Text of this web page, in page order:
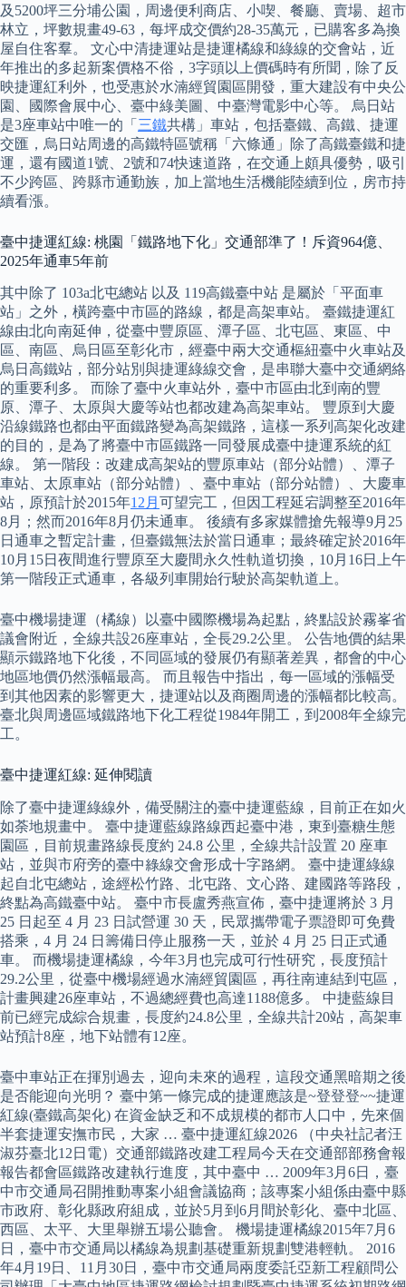
及5200坪三分埔公園，周邊便利商店、小喫、餐廳、賣場、超市
林立，坪數規畫49-63，每坪成交價約28-35萬元，已購客多為換
屋自住客羣。 文心中清捷運站是捷運橘線和綠線的交會站，近
年推出的多起新案價格不俗，3字頭以上價碼時有所聞，除了反
映捷運紅利外，也受惠於水湳經貿園區開發，重大建設有中央公
園、國際會展中心、臺中綠美圖、中臺灣電影中心等。 烏日站
是3座車站中唯一的「 三鐵共構」車站，包括臺鐵、高鐵、捷運
交匯，烏日站周邊的高鐵特區號稱「六條通」除了高鐵臺鐵和捷
運，還有國道1號、2號和74快速道路，在交通上頗具優勢，吸引
不少跨區、跨縣市通勤族，加上當地生活機能陸續到位，房市持
續看漲。
臺中捷運紅線: 桃園「鐵路地下化」交通部準了！斥資964億、
2025年通車5年前
其中除了 103a北屯總站 以及 119高鐵臺中站 是屬於「平面車
站」之外，橫跨臺中市區的路線，都是高架車站。 臺鐵捷運紅
線由北向南延伸，從臺中豐原區、潭子區、北屯區、東區、中
區、南區、烏日區至彰化市，經臺中兩大交通樞紐臺中火車站及
烏日高鐵站，部分站別與捷運綠線交會，是串聯大臺中交通網絡
的重要利多。 而除了臺中火車站外，臺中市區由北到南的豐
原、潭子、太原與大慶等站也都改建為高架車站。 豐原到大慶
沿線鐵路也都由平面鐵路變為高架鐵路，這樣一系列高架化改建
的目的，是為了將臺中市區鐵路一同發展成臺中捷運系統的紅
線。 第一階段：改建成高架站的豐原車站（部分站體）、潭子
車站、太原車站（部分站體）、臺中車站（部分站體）、大慶車
站，原預計於2015年12月 可望完工，但因工程延宕調整至2016年
8月；然而2016年8月仍未通車。 後續有多家媒體搶先報導9月25
日通車之暫定計畫，但臺鐵無法於當日通車；最終確定於2016年
10月15日夜間進行豐原至大慶間永久性軌道切換，10月16日上午
第一階段正式通車，各級列車開始行駛於高架軌道上。
臺中機場捷運（橘線）以臺中國際機場為起點，終點設於霧峯省
議會附近，全線共設26座車站，全長29.2公里。 公告地價的結果
顯示鐵路地下化後，不同區域的發展仍有顯著差異，都會的中心
地區地價仍然漲幅最高。 而且報告中指出，每一區域的漲幅受
到其他因素的影響更大，捷運站以及商圈周邊的漲幅都比較高。
臺北與周邊區域鐵路地下化工程從1984年開工，到2008年全線完
工。
臺中捷運紅線: 延伸閱讀
除了臺中捷運綠線外，備受關注的臺中捷運藍線，目前正在如火
如荼地規畫中。 臺中捷運藍線路線西起臺中港，東到臺糖生態
園區，目前規畫路線長度約 24.8 公里，全線共計設置 20 座車
站，並與市府旁的臺中綠線交會形成十字路網。 臺中捷運綠線
起自北屯總站，途經松竹路、北屯路、文心路、建國路等路段，
終點為高鐵臺中站。 臺中市長盧秀燕宣佈，臺中捷運將於 3 月
25 日起至 4 月 23 日試營運 30 天，民眾攜帶電子票證即可免費
搭乘，4 月 24 日籌備日停止服務一天，並於 4 月 25 日正式通
車。 而機場捷運橘線，今年3月也完成可行性研究，長度預計
29.2公里，從臺中機場經過水湳經貿園區，再往南連結到屯區，
計畫興建26座車站，不過總經費也高達1188億多。 中捷藍線目
前已經完成綜合規畫，長度約24.8公里，全線共計20站，高架車
站預計8座，地下站體有12座。
臺中車站正在揮別過去，迎向未來的過程，這段交通黑暗期之後
是否能迎向光明？ 臺中第一條完成的捷運應該是~登登登~~捷運
紅線(臺鐵高架化) 在資金缺乏和不成規模的都市人口中，先來個
半套捷運安撫市民，大家 … 臺中捷運紅線2026 （中央社記者汪
淑芬臺北12日電）交通部鐵路改建工程局今天在交通部部務會報
報告都會區鐵路改建執行進度，其中臺中 … 2009年3月6日，臺
中市交通局召開推動專案小組會議協商；該專案小組係由臺中縣
市政府、彰化縣政府組成，並於5月到6月間於彰化、臺中北區、
西區、太平、大里舉辦五場公聽會。 機場捷運橘線2015年7月6
日，臺中市交通局以橘線為規劃基礎重新規劃雙港輕軌。 2016
年4月19日、11月30日，臺中市交通局兩度委託亞新工程顧問公